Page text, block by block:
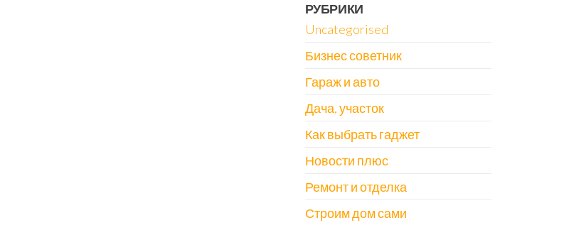
РУБРИКИ
Uncategorised
Бизнес советник
Гараж и авто
Дача, участок
Как выбрать гаджет
Новости плюс
Ремонт и отделка
Строим дом сами